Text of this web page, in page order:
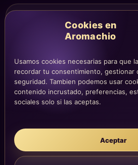
Cookies en
Aromachio
Usamos cookies necesarias para que
recordar tu consentimiento, gestionar
seguridad. Tambien podemos usar
contenido incrustado, preferencias,
sociales solo si las aceptas.
Aceptar
Checkout
Condiciones de compra
Envíos y devoluciones
LEGAL
Aviso legal
Privacidad